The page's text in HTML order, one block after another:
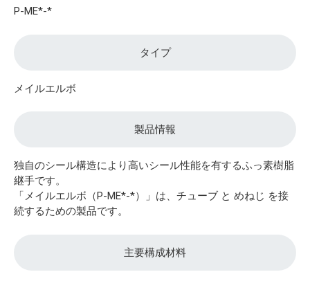
P-ME*-*
タイプ
メイルエルボ
製品情報
独自のシール構造により高いシール性能を有するふっ素樹脂
継手です。
「メイルエルボ（P-ME*-*）」は、チューブ と めねじ を接
続するための製品です。
主要構成材料